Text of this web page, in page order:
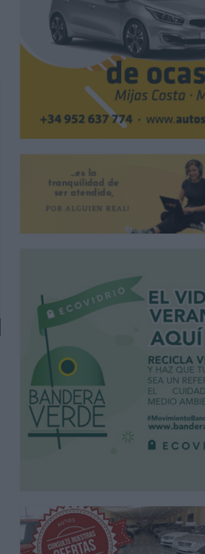
Primera jornada de Feria de Día en Mijas Pueblo. |